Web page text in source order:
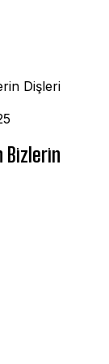
Dişleri
Bizlerin